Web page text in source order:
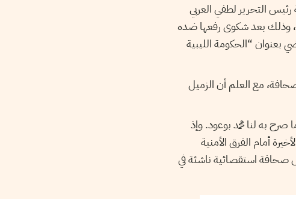
صحبة رئيس التحرير لطفي العربي
الابتدائية بتونس العاصمة يوم 14 جوان القادم، وذلك بعد شكوى رفعها ضده
مقال نشر في جريدة الصحافة يوم 19 أفريل الماضي بعنوان “الحكومة الليبية
55 من المرسوم 115 المتعلق بحرية الصحافة، مع العلم أن الزميل
لحقه حسب ما صرح به لنا محمد بوعود. وإذ
أمام الفرق الأمنية
صحافة استقصائية ناشئة في